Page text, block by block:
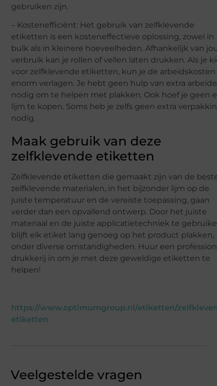
gebruiken zijn.
– Kostenefficiënt: Het gebruik van zelfklevende
etiketten is een kosteneffectieve oplossing, zowel in
bulk als in kleinere hoeveelheden. Afhankelijk van
verbruik kan je rollen of vellen laten drukken. Als je
voor zelfklevende etiketten, kun je de arbeidskosten
enorm verlagen. Je hebt geen hulp van extra
nodig om te helpen met plakken. Ook hoef je geen
lijm te kopen. Soms heb je zelfs geen extra
nodig.
Maak gebruik van deze
zelfklevende etiketten
Zelfklevende etiketten die gemaakt zijn van de
zelfklevende materialen, in het bijzonder lijm op de
juiste temperatuur en de vereiste toepassing, gaan
verder dan een opvallend ontwerp. Door het juiste
materiaal en de juiste applicatietechniek te
blijft elk etiket lang genoeg op het product plakken,
onder diverse omstandigheden. Huur een
drukkerij in om je met deze geweldige etiketten te
helpen!
https://www.optimumgroup.nl/etiketten/
etiketten
Veelgestelde vragen